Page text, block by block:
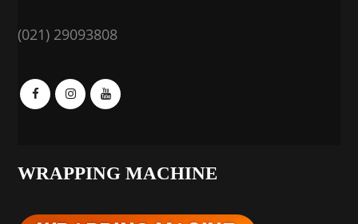
(021) 29093808
WRAPPING MACHINE